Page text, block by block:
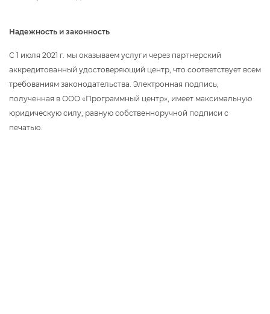
Надежность и законность
С 1 июля 2021 г. мы оказываем услуги через партнерский
аккредитованный удостоверяющий центр, что соответствует всем
требованиям законодательства. Электронная подпись,
полученная в ООО «Программный центр», имеет максимальную
юридическую силу, равную собственноручной подписи с
печатью.